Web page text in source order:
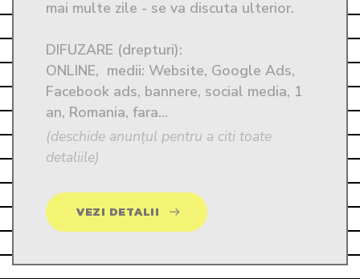
mai multe zile - se va discuta ulterior.
DIFUZARE (drepturi):
ONLINE,  medii: Website, Google Ads,
Facebook ads, bannere, social media, 1
an, Romania, fara...
(deschide anunțul pentru a citi toate
detaliile)
VEZI DETALII